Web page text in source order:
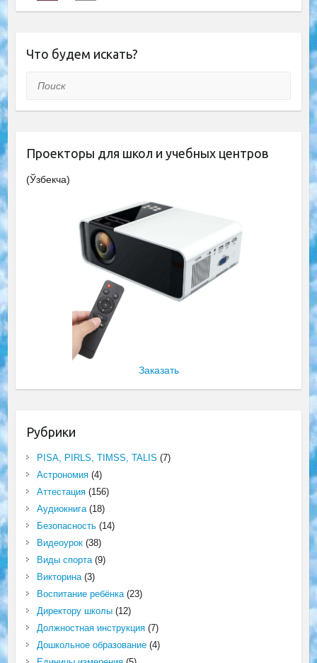
Что будем искать?
Поиск
Проекторы для школ и учебных центров
(Ўзбекча)
Заказать
Рубрики
PISA, PIRLS, TIMSS, TALIS (7)
Астрономия(4)
Аттестация(156)
Аудиокнига(18)
Безопасность(14)
Видеоурок(38)
Виды спорта(9)
Викторина(3)
Воспитание ребёнка(23)
Директору школы(12)
Должностная инструкция(7)
Дошкольное образование(4)